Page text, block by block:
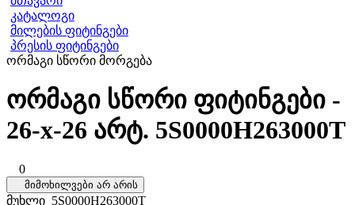
კატალოგი
მილების ფიტინგები
პრესის ფიტინგები
ორმაგი სწორი მორგება
ორმაგი სწორი ფიტინგები -
26-x-26 არტ. 5S0000H263000T
0
მიმოხილვები არ არის
მუხლი 5S0000H263000T